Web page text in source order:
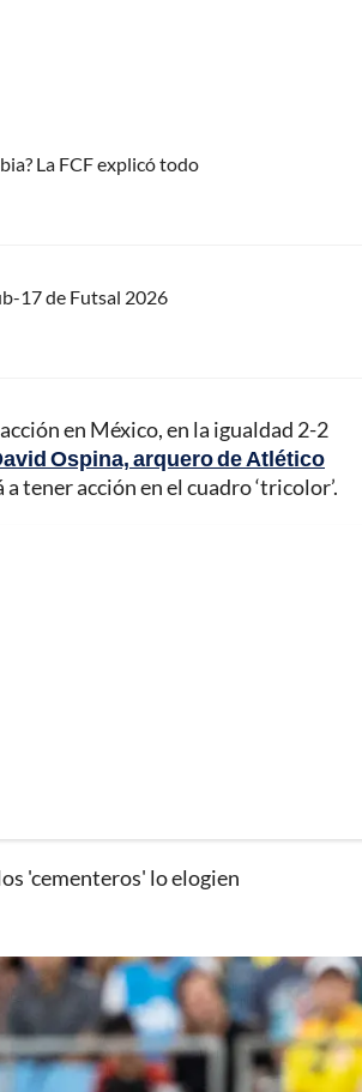
La FCF explicó todo
17 de Futsal 2026
en México, en la igualdad 2-2
Ospina, arquero de Atlético
tener acción en el cuadro ‘tricolor’.
'cementeros' lo elogien